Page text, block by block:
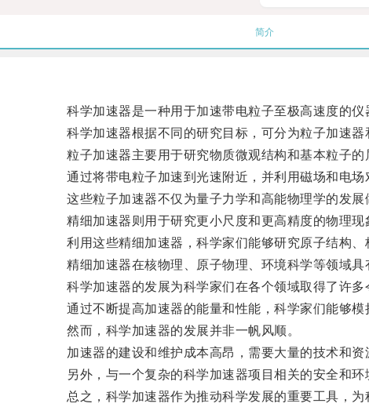
简介
科学加速器是一种用于加速带电粒子至极高速度的仪
科学加速器根据不同的研究目标，可分为粒子加速器
粒子加速器主要用于研究物质微观结构和基本粒子的
通过将带电粒子加速到光速附近，并利用磁场和电场
这些粒子加速器不仅为量子力学和高能物理学的发展
精细加速器则用于研究更小尺度和更高精度的物理现
利用这些精细加速器，科学家们能够研究原子结构、
精细加速器在核物理、原子物理、环境科学等领域具
科学加速器的发展为科学家们在各个领域取得了许多
通过不断提高加速器的能量和性能，科学家们能够模
然而，科学加速器的发展并非一帆风顺。
加速器的建设和维护成本高昂，需要大量的技术和资
另外，与一个复杂的科学加速器项目相关的安全和环
总之，科学加速器作为推动科学发展的重要工具，为